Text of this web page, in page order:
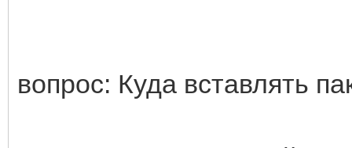
вопрос: Куда вставлять